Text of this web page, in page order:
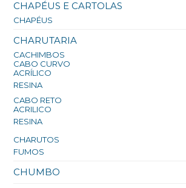
CHAPÉUS E CARTOLAS
CHAPÉUS
CHARUTARIA
CACHIMBOS
CABO CURVO
ACRÍLICO
RESINA
CABO RETO
ACRILICO
RESINA
CHARUTOS
FUMOS
CHUMBO